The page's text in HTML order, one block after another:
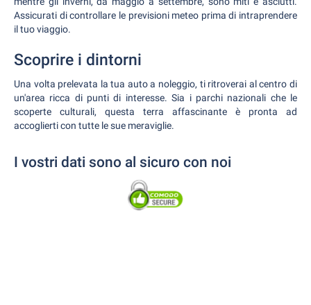
Assicurati di controllare le previsioni meteo prima di intraprendere
il tuo viaggio.
Scoprire i dintorni
Una volta prelevata la tua auto a noleggio, ti ritroverai al centro di
un'area ricca di punti di interesse. Sia i parchi nazionali che le
scoperte culturali, questa terra affascinante è pronta ad
accoglierti con tutte le sue meraviglie.
I vostri dati sono al sicuro con noi